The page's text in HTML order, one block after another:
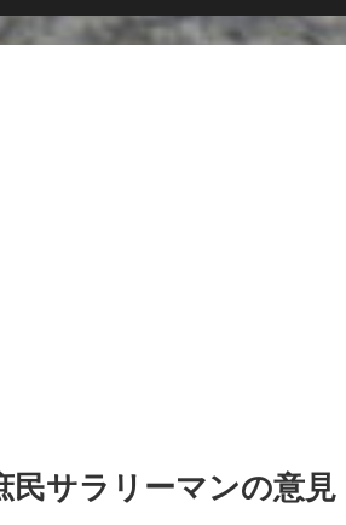
サラリーマンの意見